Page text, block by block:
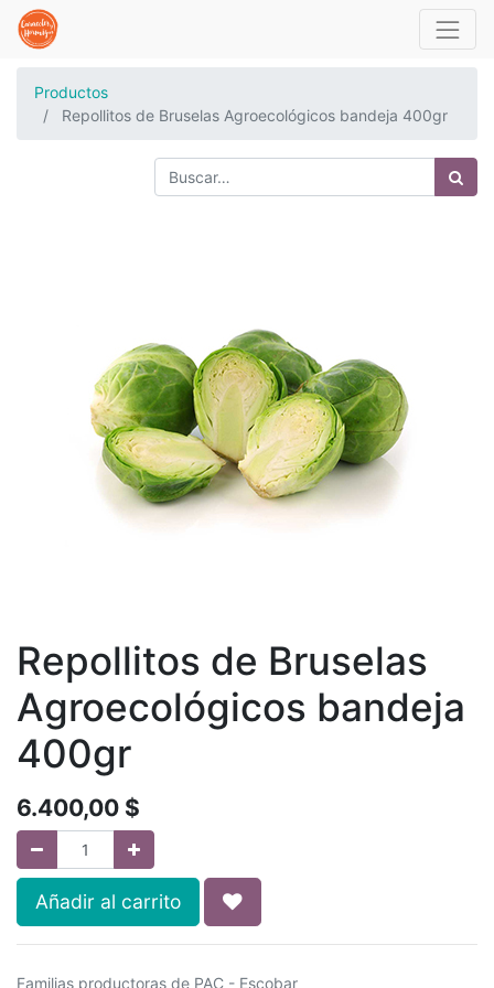
Productos
Repollitos de Bruselas Agroecológicos bandeja 400gr
Repollitos de Bruselas
Agroecológicos bandeja
400gr
6.400,00 $
Añadir al carrito
Familias productoras de PAC - Escobar